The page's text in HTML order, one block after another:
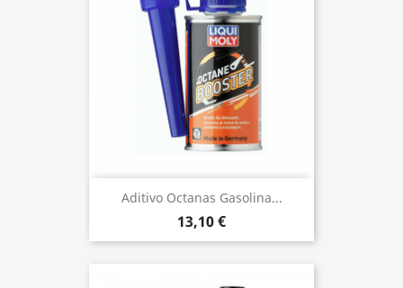
Aditivo Octanas Gasolina...
13,10 €